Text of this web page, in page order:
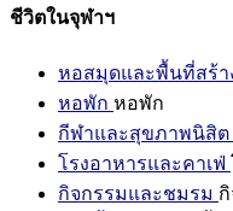
ชีวิตในจุฬาฯ
หอสมุดและพื้นที่สร้า
หอพัก หอพัก
กีฬาและสุขภาพนิสิต
โรงอาหารและคาเฟ่
กิจกรรมและชมรม